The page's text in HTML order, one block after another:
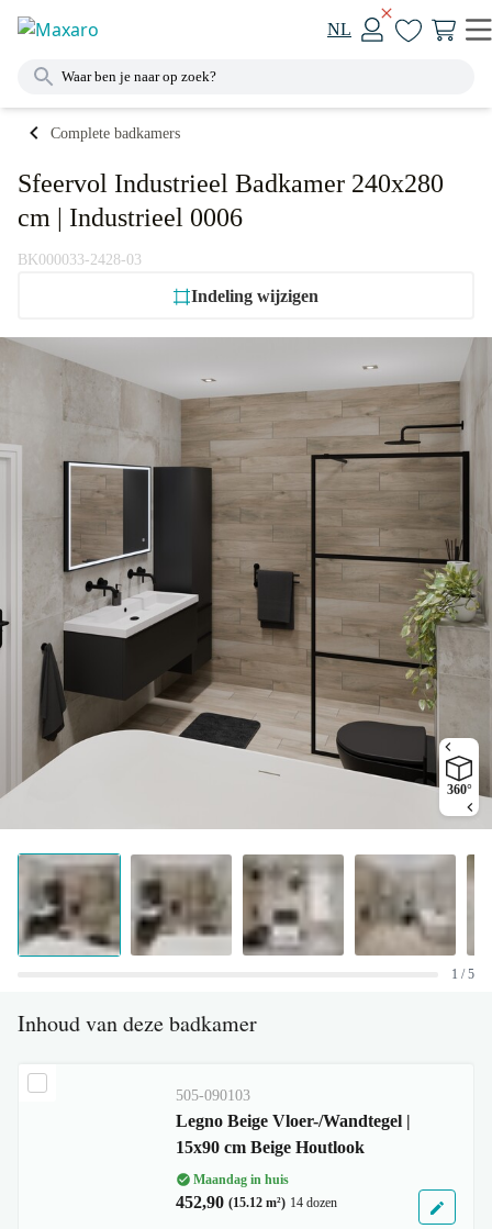
NL
Complete badkamers
Sfeervol Industrieel Badkamer 240x280
cm | Industrieel 0006
BK000033-2428-03
Indeling wijzigen
360°
1 / 5
Inhoud van deze badkamer
505-090103
Legno Beige Vloer-/Wandtegel |
15x90 cm Beige Houtlook
Maandag in huis
452,90 (15.12 m²) 14 dozen